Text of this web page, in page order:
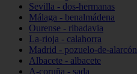
Sevilla - dos-hermanas
Málaga - benalmádena
Ourense - ribadavia
La-rioja - calahorra
Madrid - pozuelo-de-alarcón
Albacete - albacete
A-coruña - sada